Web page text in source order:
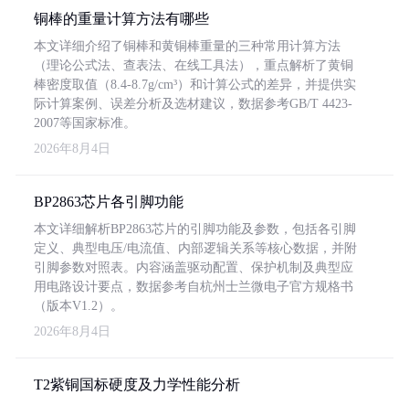
铜棒的重量计算方法有哪些
本文详细介绍了铜棒和黄铜棒重量的三种常用计算方法
（理论公式法、查表法、在线工具法），重点解析了黄铜
棒密度取值（8.4-8.7g/cm³）和计算公式的差异，并提供实
际计算案例、误差分析及选材建议，数据参考GB/T 4423-
2007等国家标准。
2026年8月4日
BP2863芯片各引脚功能
本文详细解析BP2863芯片的引脚功能及参数，包括各引脚
定义、典型电压/电流值、内部逻辑关系等核心数据，并附
引脚参数对照表。内容涵盖驱动配置、保护机制及典型应
用电路设计要点，数据参考自杭州士兰微电子官方规格书
（版本V1.2）。
2026年8月4日
T2紫铜国标硬度及力学性能分析